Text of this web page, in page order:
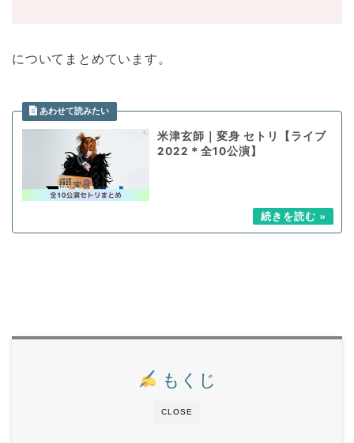
についてまとめています。
米津玄師｜変身 セトリ【ライブ
2022＊全10公演】
CLOSE
もくじ